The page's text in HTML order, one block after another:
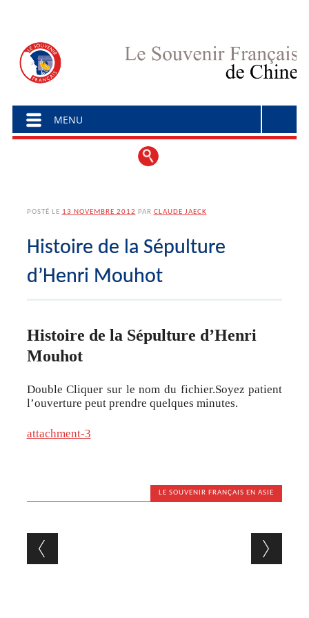
Menu principal
Aller au contenu
MENU
POSTÉ LE 13 NOVEMBRE 2012 PAR CLAUDE JAECK
Histoire de la Sépulture
d’Henri Mouhot
Histoire de la Sépulture d’Henri
Mouhot
Double Cliquer sur le nom du fichier.Soyez patient
l’ouverture peut prendre quelques minutes.
attachment-3
LE SOUVENIR FRANÇAIS EN ASIE
Navigation des articles